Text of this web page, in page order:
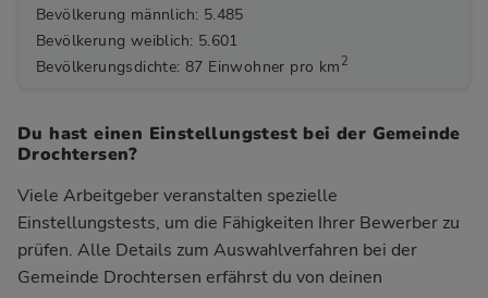
Bevölkerung männlich: 5.485
Bevölkerung weiblich: 5.601
Bevölkerungsdichte: 87 Einwohner pro km 2
Du hast einen Einstellungstest bei der Gemeinde
Drochtersen?
Viele Arbeitgeber veranstalten spezielle
Einstellungstests, um die Fähigkeiten Ihrer Bewerber zu
prüfen. Alle Details zum Auswahlverfahren bei der
Gemeinde Drochtersen erfährst du von deinen